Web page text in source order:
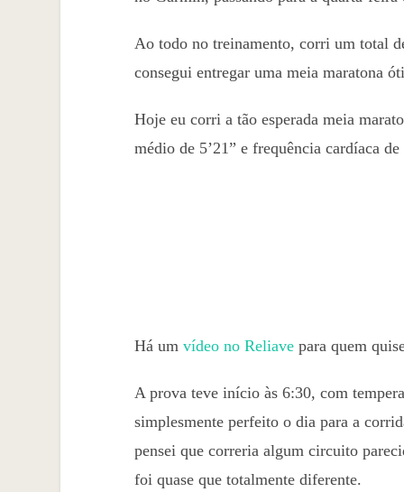
Ao todo no treinamento, corri um total
consegui entregar uma meia maratona
Hoje eu corri a tão esperada meia
médio de 5’21” e frequência cardíaca
Há um vídeo no Reliavepara quem
A prova teve início às 6:30, com
simplesmente perfeito o dia para a
pensei que correria algum circuito
foi quase que totalmente diferente.